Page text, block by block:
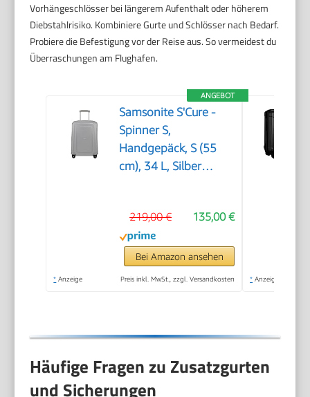
Vorhängeschlösser bei längerem Aufenthalt oder höherem
Diebstahlrisiko. Kombiniere Gurte und Schlösser nach Bedarf.
Probiere die Befestigung vor der Reise aus. So vermeidest du
Überraschungen am Flughafen.
ANGEBOT
Samsonite S'Cure -
Spinner S,
Handgepäck, S (55
cm), 34 L, Silber
135,00 €
219,00 €
Bei Amazon ansehen
* Anzeige Preis inkl. MwSt., zzgl. Versandkosten * Anzeige
Häufige Fragen zu Zusatzgurten
und Sicherungen